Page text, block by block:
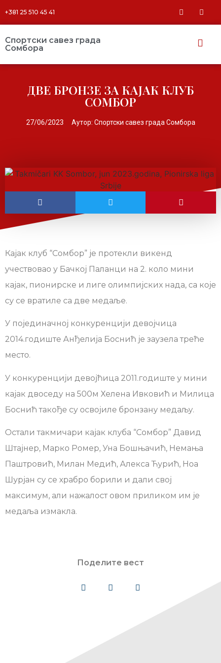
+381 25 510 45 41
Спортски савез града
Сомбора​
ДВЕ БРОНЗЕ ЗА КАЈАК КЛУБ
СОМБОР
27/06/2023 Аутор: Спортски савез града Сомбора
Кајак клуб “Сомбор” је протекли викенд
учествовао у Бачкој Паланци на 2. коло мини
кајак, пионирске и лиге олимпијских нада, са које
су се вратиле са две медаље.
У појединачној конкуренцији девојчица
2014.годиште Анђелија Боснић је заузела треће
место.
У конкуренцији девојћица 2011.годиште у мини
кајак двоседу на 500м Хелена Ивковић и Милица
Боснић такође су освојиле бронзану медаљу.
Остали такмичари кајак клуба “Сомбор” Давид
Штајнер, Марко Ромер, Уна Бошњачић, Немања
Паштровић, Милан Медић, Алекса Ћурић, Ноа
Шурјан су се храбро борили и дали свој
максимум, али нажалост овом приликом им је
медаља измакла.
Поделите вест